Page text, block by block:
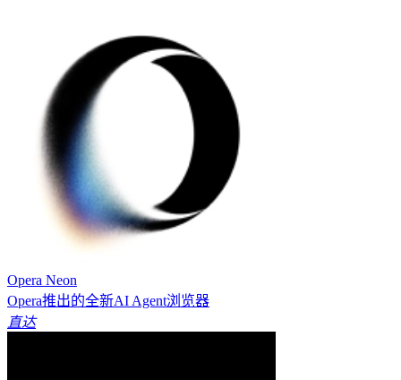
Opera Neon
Opera推出的全新AI Agent浏览器
直达